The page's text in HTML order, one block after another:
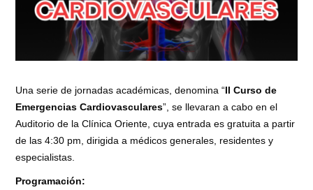
Una serie de jornadas académicas, denomina “II Curso de
Emergencias Cardiovasculares”, se llevaran a cabo en el
Auditorio de la Clínica Oriente, cuya entrada es gratuita a partir
de las 4:30 pm, dirigida a médicos generales, residentes y
especialistas.
Programación: